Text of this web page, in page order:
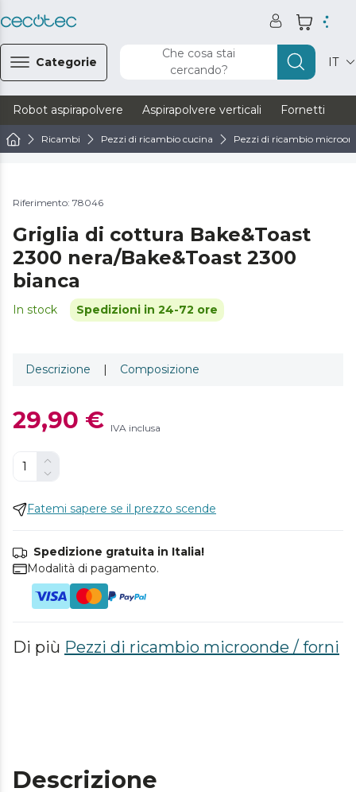
Categorie
Che cosa stai
cercando?
IT
Robot aspirapolvere Aspirapolvere verticali Fornetti
Ricambi Pezzi di ricambio cucina Pezzi di ricambio
Riferimento: 78046
Griglia di cottura Bake&Toast
2300 nera/Bake&Toast 2300
bianca
In stock Spedizioni in 24-72 ore
Descrizione | Composizione
29,90 € IVA inclusa
Fatemi sapere se il prezzo scende
Spedizione gratuita in Italia!
Modalità di pagamento.
Di più Pezzi di ricambio microonde / forni
Descrizione